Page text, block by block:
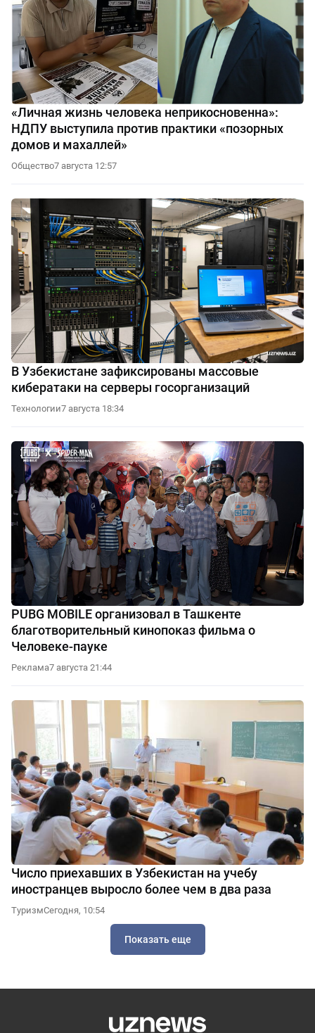
«Личная жизнь человека неприкосновенна»:
НДПУ выступила против практики «позорных
домов и махаллей»
Общество7 августа 12:57
В Узбекистане зафиксированы массовые
кибератаки на серверы госорганизаций
Технологии7 августа 18:34
PUBG MOBILE организовал в Ташкенте
благотворительный кинопоказ фильма о
Человеке-пауке
Реклама7 августа 21:44
Число приехавших в Узбекистан на учебу
иностранцев выросло более чем в два раза
ТуризмСегодня, 10:54
Показать еще